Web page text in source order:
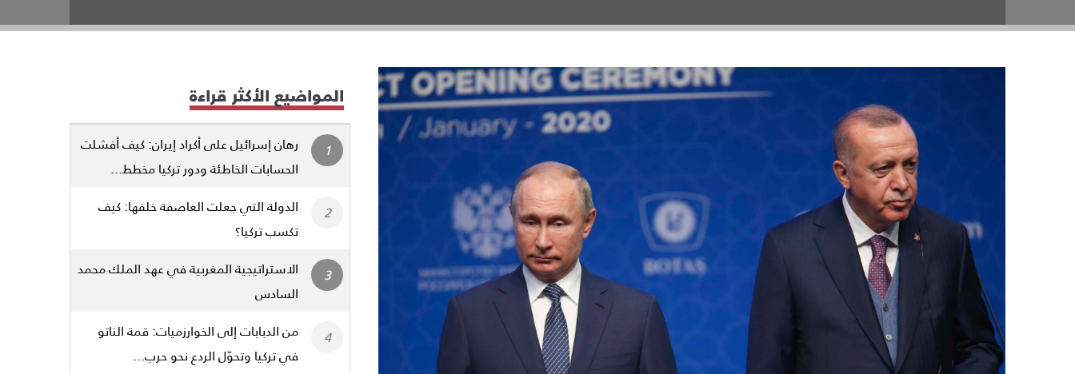
المواضيع الأكثر قراءة
رهان إسرائيل على أكراد إيران: كيف أفشلت
الحسابات الخاطئة ودور تركيا مخطط...
الدولة التي جعلت العاصفة خلفها: كيف
تكسب تركيا؟
الاستراتيجية المغربية في عهد الملك محمد
السادس
من الدبابات إلى الخوارزميات: قمة الناتو
في تركيا وتحوّل الردع نحو حرب...